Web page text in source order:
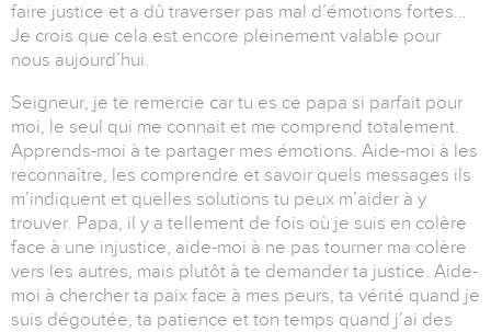
faire justice et a dû traverser pas mal d’émotions fortes…
Je crois que cela est encore pleinement valable pour
nous aujourd’hui.
Seigneur, je te remercie car tu es ce papa si parfait pour
moi, le seul qui me connait et me comprend totalement.
Apprends-moi à te partager mes émotions. Aide-moi à les
reconnaître, les comprendre et savoir quels messages ils
m’indiquent et quelles solutions tu peux m’aider à y
trouver. Papa, il y a tellement de fois où je suis en colère
face à une injustice, aide-moi à ne pas tourner ma colère
vers les autres, mais plutôt à te demander ta justice. Aide-
moi à chercher ta paix face à mes peurs, ta vérité quand je
suis dégoutée, ta patience et ton temps quand j’ai des